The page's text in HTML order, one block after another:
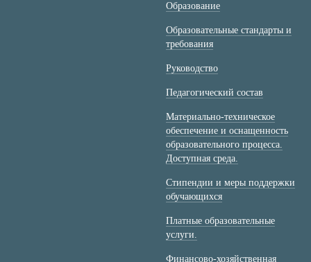
Образование
Образовательные стандарты и
требования
Руководство
Педагогический состав
Материально-техническое
обеспечение и оснащенность
образовательного процесса.
Доступная среда.
Стипендии и меры поддержки
обучающихся
Платные образовательные
услуги.
Финансово-хозяйственная